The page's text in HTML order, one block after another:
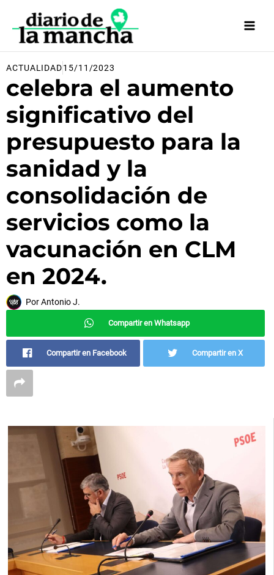
contenido
ACTUALIDAD15/11/2023
celebra el aumento
significativo del
presupuesto para la
sanidad y la
consolidación de
servicios como la
vacunación en CLM
en 2024.
PorAntonio J.
Compartir en Whatsapp
Compartir en Facebook Compartir en X